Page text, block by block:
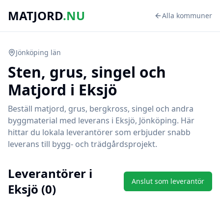
MATJORD.NU Alla kommuner
Jönköping län
Sten, grus, singel och
Matjord i Eksjö
Beställ matjord, grus, bergkross, singel och andra
byggmaterial med leverans i Eksjö, Jönköping. Här
hittar du lokala leverantörer som erbjuder snabb
leverans till bygg- och trädgårdsprojekt.
Leverantörer i
Eksjö (0) Anslut som leverantör